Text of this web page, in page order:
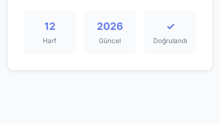
12
Harf
2026
Güncel
✓
Doğrulandı